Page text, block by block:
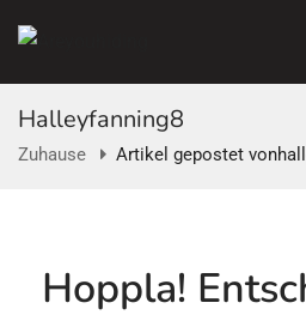
Halleyfanning8
Zuhause Artikel gepostet
Hoppla!